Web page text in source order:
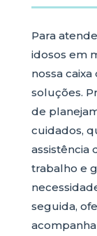
Para
idosos em
nossa
soluções.
de
cuidados,
assistência
trabalho e
seguida,